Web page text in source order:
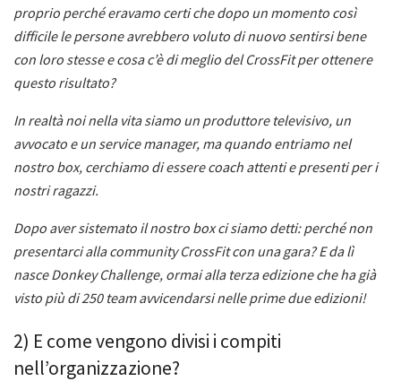
proprio perché eravamo certi che dopo un momento così
difficile le persone avrebbero voluto di nuovo sentirsi bene
con loro stesse e cosa c’è di meglio del CrossFit per ottenere
questo risultato?
In realtà noi nella vita siamo un produttore televisivo, un
avvocato e un service manager, ma quando entriamo nel
nostro box, cerchiamo di essere coach attenti e presenti per i
nostri ragazzi.
Dopo aver sistemato il nostro box ci siamo detti: perché non
presentarci alla community CrossFit con una gara? E da lì
nasce Donkey Challenge, ormai alla terza edizione che ha già
visto più di 250 team avvicendarsi nelle prime due edizioni!
2) E come vengono divisi i compiti
nell’organizzazione?